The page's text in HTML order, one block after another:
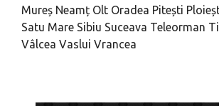
Mureș Neamț Olt Oradea Pitești
Satu Mare Sibiu Suceava Teleorman
Vâlcea Vaslui Vrancea